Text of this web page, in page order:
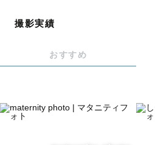
です！
→なんで「おで」？
「おれ」を「おで」に。
撮影実績
おすすめ